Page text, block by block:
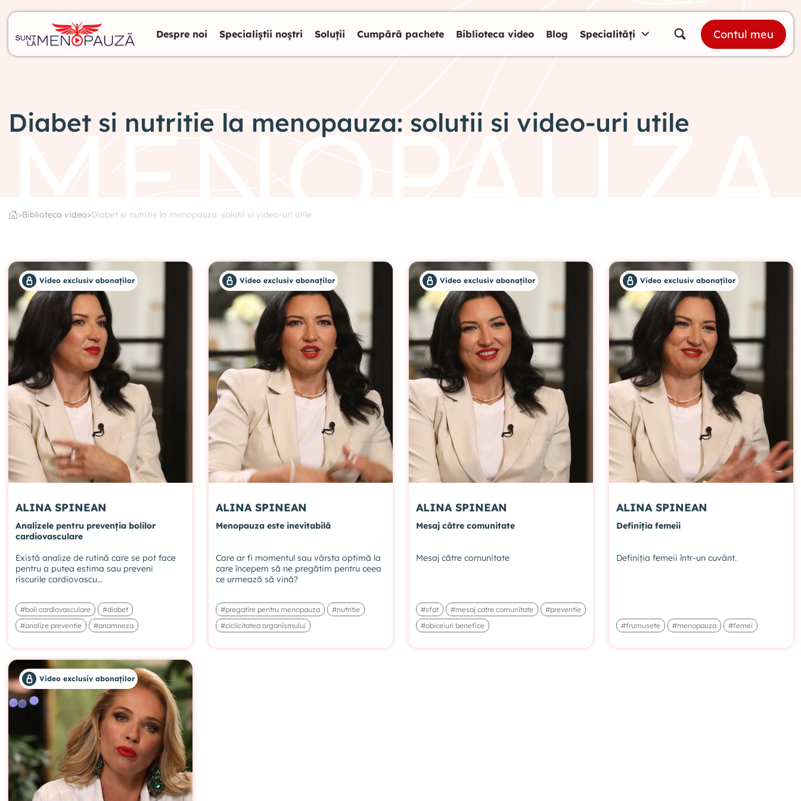
Despre noi Specialiștii noștri Soluții Cumpără pachete Biblioteca video Blog Specialități Contul meu
Diabet si nutritie la menopauza: solutii si video-uri utile
>Biblioteca video>Diabet si nutritie la menopauza: solutii si video-uri utile
Video exclusiv abonaților
ALINA SPINEAN
Analizele pentru prevenția bolilor
cardiovasculare
Există analize de rutină care se pot face
pentru a putea estima sau preveni
riscurile cardiovascu...
#boli cardiovasculare
#diabet
#analize preventie
#anamneza
Video exclusiv abonaților
ALINA SPINEAN
Menopauza este inevitabilă
Care ar fi momentul sau vârsta optimă la
care începem să ne pregătim pentru ceea
ce urmează să vină?
#pregatire pentru menopauza
#nutritie
#ciclicitatea organismului
Video exclusiv abonaților
ALINA SPINEAN
Mesaj către comunitate
Mesaj către comunitate
#sfat #mesaj catre comunitate
#preventie
#obiceiuri benefice
Video exclusiv abonaților
ALINA SPINEAN
Definiția femeii
Definiția femeii într-un cuvânt.
#frumusete #menopauza #femei
Video exclusiv abonaților